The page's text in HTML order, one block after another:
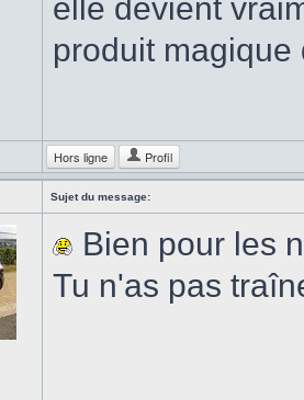
elle devient
produit
Hors ligne Profil
Sujet du message:
Bien pour les
Tu n'as pas